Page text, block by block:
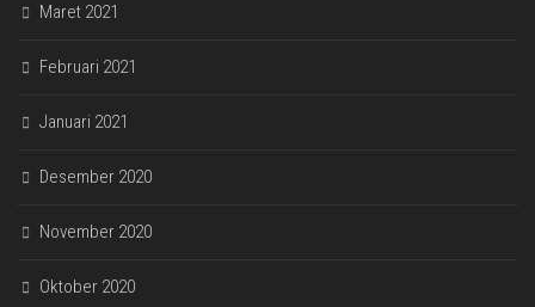
Maret 2021
Februari 2021
Januari 2021
Desember 2020
November 2020
Oktober 2020